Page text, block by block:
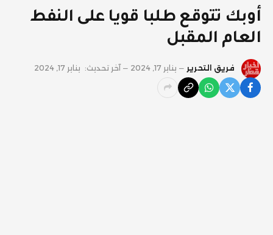
أوبك تتوقع طلبا قويا على النفط
العام المقبل
فريق التحرير يناير 17, 2024 آخر تحديث: يناير 17, 2024